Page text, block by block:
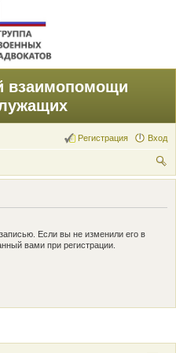
взаимопомощи
Вход
Регистрация
ои
Если вы не изменили его в
вами при регистрации.